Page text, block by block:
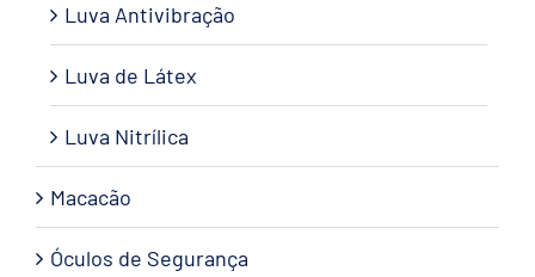
Luva Antivibração
Luva de Látex
Luva Nitrílica
Macacão
Óculos de Segurança